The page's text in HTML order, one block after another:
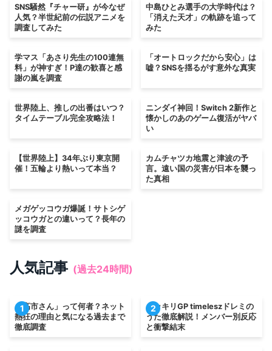
SNS騒然『チャー研』が今なぜ
人気？半世紀前の伝説アニメを
調査してみた
中島ひとみ選手の大学時代は？
「消えた天才」の軌跡を追って
みた
学マス「あさり先生の100連無
料」が神すぎ！P達の歓喜と感
謝の嵐を調査
「オートロックだから安心」は
嘘？SNSを揺るがす意外な真実
世界陸上、推しの出番はいつ？
タイムテーブル完全攻略法！
ニンダイ神回！Switch 2新作と
懐かしのあのゲーム復活がヤバ
い
【世界陸上】34年ぶり東京開
催！五輪より熱いって本当？
カムチャツカ地震と津波の予
言。遠い国の災害が日本を襲っ
た真相
メガゲッコウガ爆誕！サトシゲ
ッコウガとの違いって？長年の
謎を調査
人気記事 (過去24時間)
1
「高市さん」って何者？ネット
熱狂の理由と気になる過去まで
徹底調査
2
ドッキリGP timeleszドレミの
うた徹底解説！メンバー別反応
と衝撃結末